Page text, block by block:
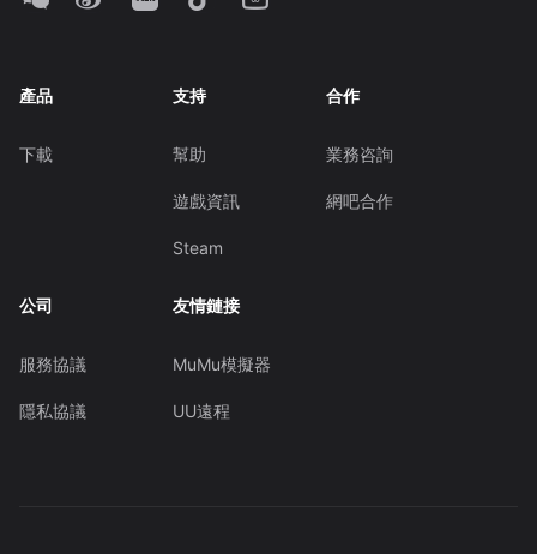
產品
下載
支持
幫助
遊戲資訊
Steam
合作
業務咨詢
網吧合作
公司
服務協議
隱私協議
友情鏈接
MuMu模擬器
UU遠程